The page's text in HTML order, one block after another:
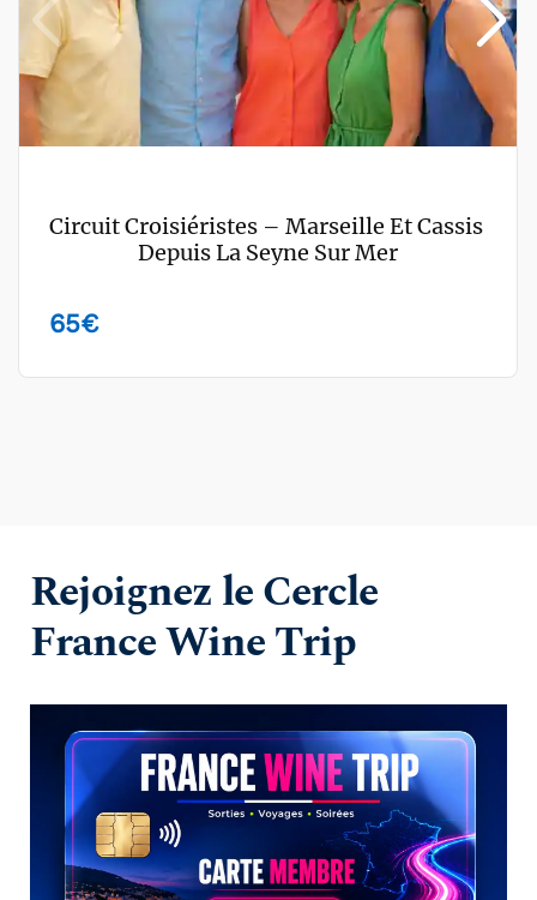
Circuit Croisiéristes – Marseille Et Cassis
Depuis La Seyne Sur Mer
65€
Rejoignez le Cercle
France Wine Trip